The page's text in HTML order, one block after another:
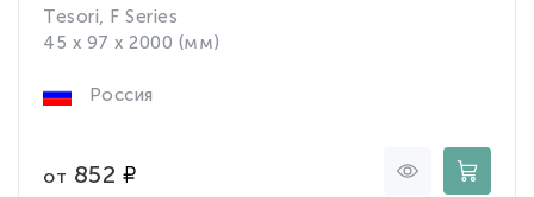
Tesori, F Series
45 x 97 x 2000 (мм)
Россия
от 852